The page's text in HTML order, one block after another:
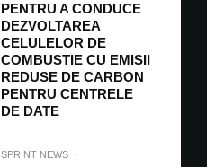
PENTRU A CONDUCE
DEZVOLTAREA
CELULELOR DE
COMBUSTIE CU EMISII
REDUSE DE CARBON
PENTRU CENTRELE
DE DATE
SPRINT NEWS
·